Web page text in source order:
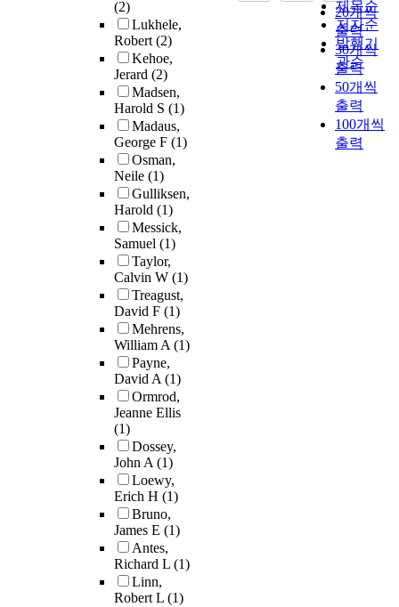
(2)
Lukhele,
Robert(2)
Kehoe,
Jerard (2)
Madsen,
Harold S (1)
Madaus,
George F (1)
Osman,
Neile (1)
Gulliksen,
Harold (1)
Messick,
Samuel (1)
Taylor,
Calvin W (1)
Treagust,
David F (1)
Mehrens,
William A(1)
Payne,
David A(1)
Ormrod,
Jeanne Ellis
(1)
Dossey,
John A(1)
Loewy,
Erich H (1)
Bruno,
James E (1)
Antes,
Richard L (1)
Linn,
Robert L (1)
제목순
저자순
발행기
관순
20개씩
출력
30개씩
출력
50개씩
출력
100개씩
출력